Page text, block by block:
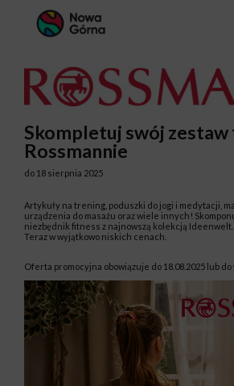
Skompletuj swój zestaw
Rossmannie
do 18 sierpnia 2025
Artykuły na trening, poduszki do jogi i medytacji,
urządzenia do masażu oraz wiele innych!
niezbędnik fitness z najnowszą kolekcją Ideenwelt.
Teraz w wyjątkowo niskich cenach.
Oferta promocyjna obowiązuje do 18.08.2025 lub do